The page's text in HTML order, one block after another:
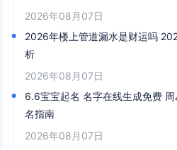
2026年08月07日
2026年楼上管道漏水是财运吗
析
2026年08月07日
6.6宝宝起名 名字在线生成免费
名指南
2026年08月07日